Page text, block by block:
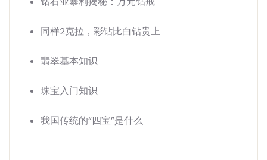
同样2克拉，彩钻比白钻贵上
翡翠基本知识
珠宝入门知识
我国传统的“四宝”是什么